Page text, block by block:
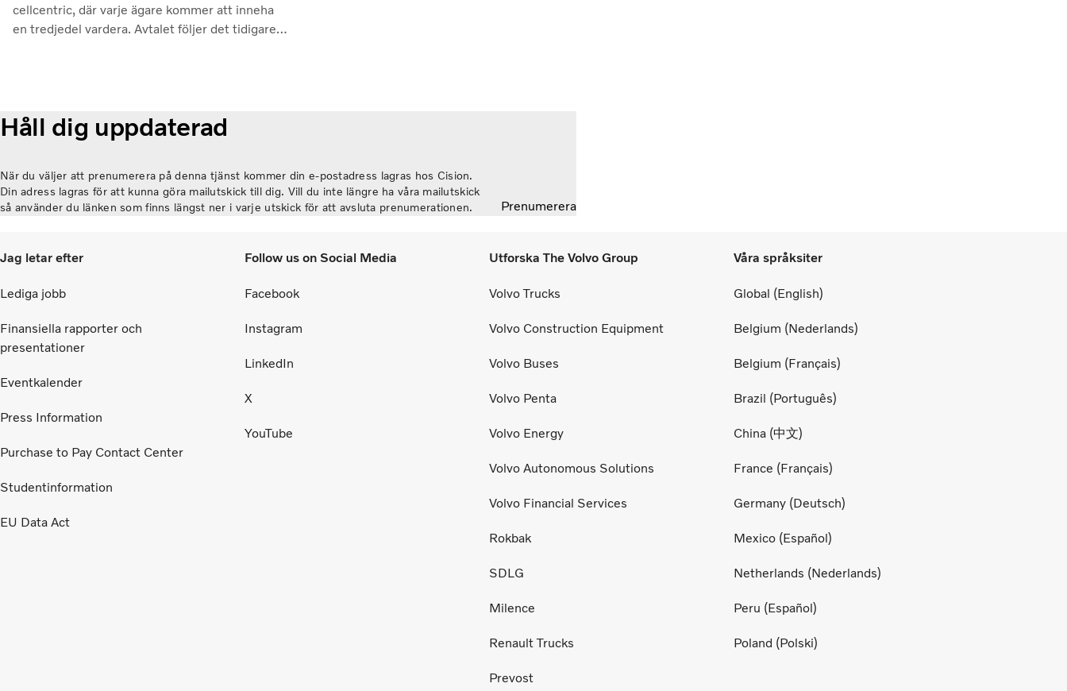
cellcentric, där varje ägare kommer att inneha
en tredjedel vardera. Avtalet följer det tidigare
avser parterna att stärka cellcentrics position
som en ledande utvecklare och producent av
tillämpningar.
Håll dig uppdaterad
När du väljer att prenumerera på denna tjänst kommer din e-postadress lagras hos Cision.
Din adress lagras för att kunna göra mailutskick till dig. Vill du inte längre ha våra mailutskick
så använder du länken som finns längst ner i varje utskick för att avsluta prenumerationen.
Prenumerera
Jag letar efter
Lediga jobb
Finansiella rapporter och
presentationer
Eventkalender
Press Information
Purchase to Pay Contact Center
Studentinformation
EU Data Act
Follow us on Social Media
Facebook
Instagram
LinkedIn
X
YouTube
Utforska The Volvo Group
Volvo Trucks
Volvo Construction Equipment
Volvo Buses
Volvo Penta
Volvo Energy
Volvo Autonomous Solutions
Volvo Financial Services
Rokbak
SDLG
Milence
Renault Trucks
Prevost
Våra språksiter
Global (English)
Belgium (Nederlands)
Belgium (Français)
Brazil (Português)
China (中文)
France (Français)
Germany (Deutsch)
Mexico (Español)
Netherlands (Nederlands)
Peru (Español)
Poland (Polski)